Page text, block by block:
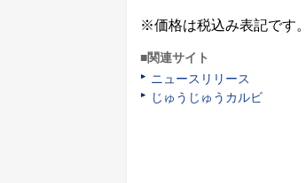
※価格は税込み表記です。
■関連サイト
ニュースリリース
じゅうじゅうカルビ